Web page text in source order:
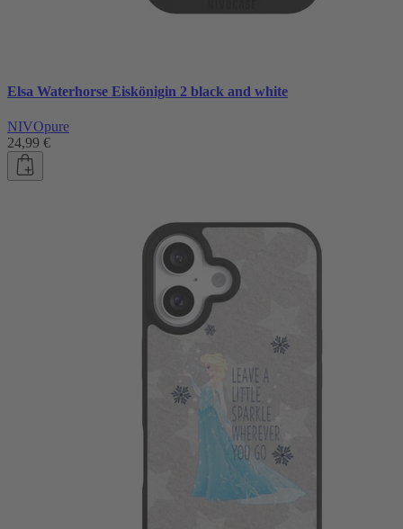
Elsa Waterhorse Eiskönigin 2 black and white
NIVOpure
24,99 €